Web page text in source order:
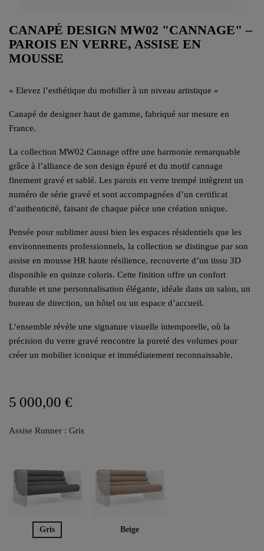
CANAPÉ DESIGN MW02 "CANNAGE" –
PAROIS EN VERRE, ASSISE EN
MOUSSE
« Elevez l’esthétique du mobilier à un niveau artistique »
Canapé de designer haut de gamme, fabriqué sur mesure en
France.
La collection MW02 Cannage offre une harmonie remarquable
grâce à l’alliance de son design épuré et du motif cannage
finement gravé et sablé. Les parois en verre trempé intègrent un
numéro de série gravé et sont accompagnées d’un certificat
d’authenticité, faisant de chaque pièce une création unique.
Pensée pour sublimer aussi bien les espaces résidentiels que les
environnements professionnels, la collection se distingue par son
assise en mousse HR haute résilience, recouverte d’un tissu 3D
disponible en quinze coloris. Cette finition offre un confort
durable et une personnalisation élégante, idéale dans un salon, un
bureau de direction, un hôtel ou un espace d’accueil.
L’ensemble révèle une signature visuelle intemporelle, où la
précision du verre gravé rencontre la pureté des volumes pour
créer un mobilier iconique et immédiatement reconnaissable.
5 000,00 €
Assise Runner : Gris
Gris Beige